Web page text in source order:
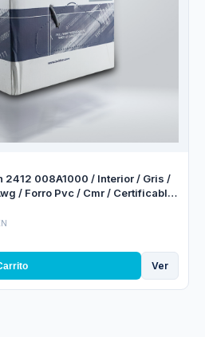
2412 008A1000 / Interior / Gris /
/ Forro Pvc / Cmr / Certificable
305 Metros
Ver